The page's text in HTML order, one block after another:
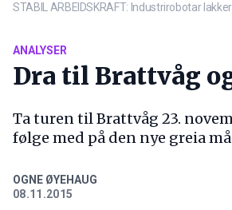
STABIL ARBEIDSKRAFT: Industrirobotar
ANALYSER
Dra til Brattvåg
Ta turen til Brattvåg 23.
følge med på den nye greia
OGNE ØYEHAUG
08.11.2015